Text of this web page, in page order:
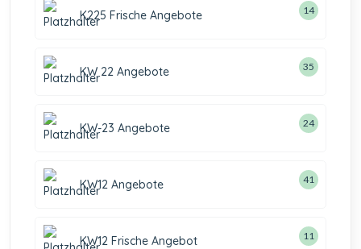
K225 Frische Angebote 14
KW 22 Angebote 35
KW-23 Angebote 24
KW12 Angebote 41
KW12 Frische Angebot 11